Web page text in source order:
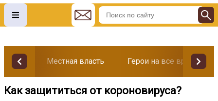
Местная власть Герои на все времена
Как защититься от короновируса?